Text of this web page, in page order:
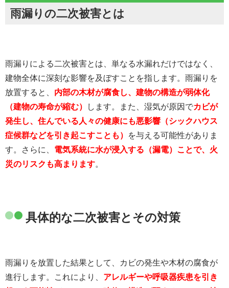
雨漏りの二次被害とは
雨漏りによる二次被害とは、単なる水漏れだけではなく、
建物全体に深刻な影響を及ぼすことを指します。雨漏りを
放置すると、 内部の木材が腐食し、建物の構造が弱体化
（建物の寿命が縮む）
します。また、湿気が原因でカビが
発生し、住んでいる人々の健康にも悪影響（シックハウス
症候群などを引き起こすことも）
を与える可能性がありま
す。さらに、 電気系統に水が浸入する（漏電）ことで、火
災のリスクも高まります。
具体的な二次被害とその対策
雨漏りを放置した結果として、カビの発生や木材の腐食が
進行します。これにより、 アレルギーや呼吸器疾患を引き